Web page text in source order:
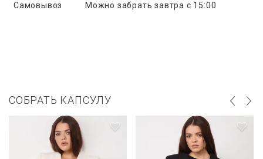
Самовывоз Можно забрать завтра с 15:00
СОБРАТЬ КАПСУЛУ